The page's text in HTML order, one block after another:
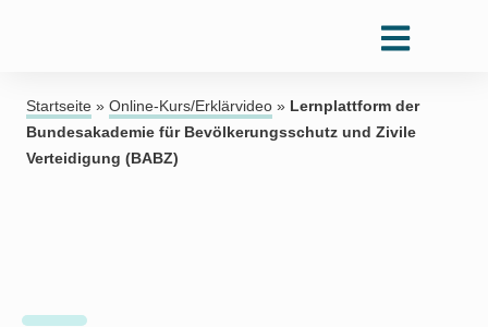
Startseite » Online-Kurs/Erklärvideo » Lernplattform der
Bundesakademie für Bevölkerungsschutz und Zivile
Verteidigung (BABZ)